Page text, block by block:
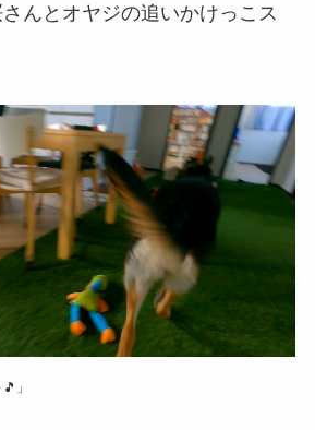
んとオヤジの追いかけっこス
」